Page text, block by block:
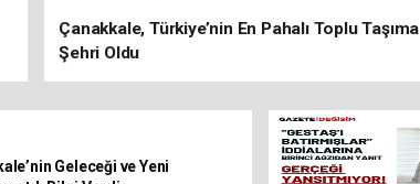
Çanakkale, Türkiye’nin En Pahalı Toplu Taşıma
Şehri Oldu
Geleceği ve Yeni